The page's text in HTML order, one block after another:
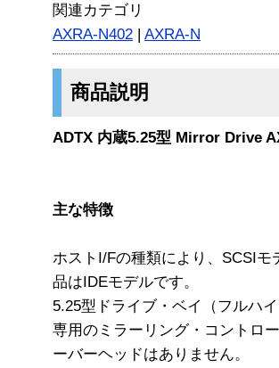
関連カテゴリ
AXRA-N402 | AXRA-N
商品説明
ADTX 内蔵5.25型 Mirror Drive
主な特徴
ホストI/Fの種類により、SCSI
品はIDEモデルです。
5.25型ドライブ・ベイ（フルハ
専用のミラーリング・コントロ
ーバーヘッドはありません。